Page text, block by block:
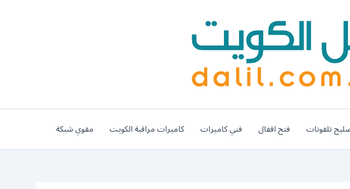
تلفونات فتح اقفال فني كاميرات كاميرات مراقبة الكويت مقوي شبكة